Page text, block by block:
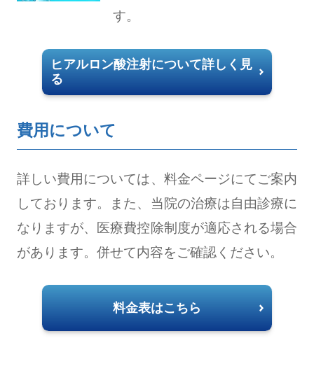
す。
ヒアルロン酸注射について詳しく見
る
費用について
詳しい費用については、料金ページにてご案内
しております。また、当院の治療は自由診療に
なりますが、医療費控除制度が適応される場合
があります。併せて内容をご確認ください。
料金表はこちら